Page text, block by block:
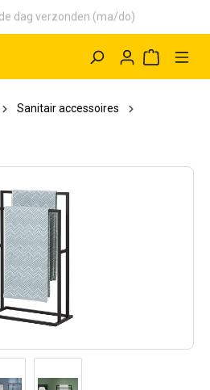
dag verzonden (ma/do)
Sanitair accessoires